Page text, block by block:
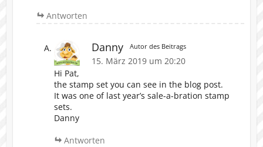
Antworten
Danny Autor des Beitrags
15. März 2019 um 20:20
Hi Pat,
the stamp set you can see in the blog post.
It was one of last year’s sale-a-bration stamp
sets.
Danny
Antworten